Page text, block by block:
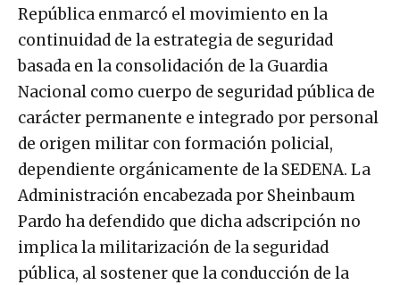
República enmarcó el movimiento en la
continuidad de la estrategia de seguridad
basada en la consolidación de la Guardia
Nacional como cuerpo de seguridad pública de
carácter permanente e integrado por personal
de origen militar con formación policial,
dependiente orgánicamente de la SEDENA. La
Administración encabezada por Sheinbaum
Pardo ha defendido que dicha adscripción no
implica la militarización de la seguridad
pública, al sostener que la conducción de la